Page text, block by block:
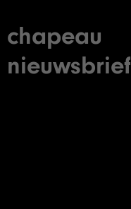
chapeau
nieuwsbrief